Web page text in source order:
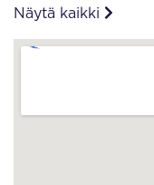
Näytä kaikki